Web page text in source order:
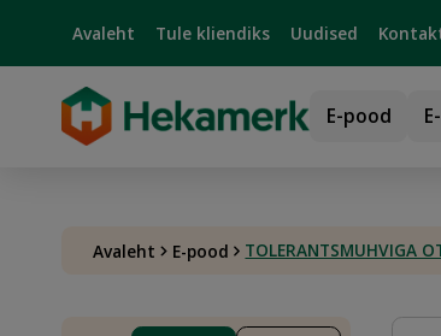
Avaleht Tule kliendiks Uudised
E-pood
Avaleht E-pood TOLERANTSMUHVIGA